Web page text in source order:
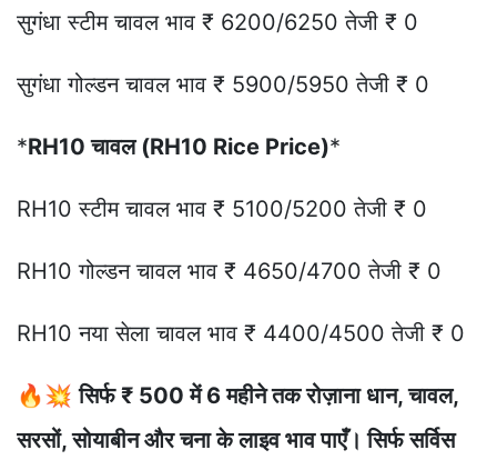
सुगंधा स्टीम चावल भाव ₹ 6200/6250 तेजी ₹ 0
सुगंधा गोल्डन चावल भाव ₹ 5900/5950 तेजी ₹ 0
*RH10 चावल (RH10 Rice Price)*
RH10 स्टीम चावल भाव ₹ 5100/5200 तेजी ₹ 0
RH10 गोल्डन चावल भाव ₹ 4650/4700 तेजी ₹ 0
RH10 नया सेला चावल भाव ₹ 4400/4500 तेजी ₹ 0
🔥💥सिर्फ ₹ 500 में 6 महीने तक रोज़ाना धान, चावल,
सरसों, सोयाबीन और चना के लाइव भाव पाएँ। सिर्फ सर्विस